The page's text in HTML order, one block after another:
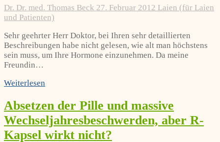
Dr. Dr. med. Thomas Beck 27. Februar 2012 Laien (für Laien
und Patienten)
Sehr geehrter Herr Doktor, bei Ihren sehr detaillierten
Beschreibungen habe nicht gelesen, wie alt man höchstens
sein muss, um Ihre Hormone einzunehmen. Da meine
Freundin…
Weiterlesen
Absetzen der Pille und massive
Wechseljahresbeschwerden, aber R-
Kapsel wirkt nicht?